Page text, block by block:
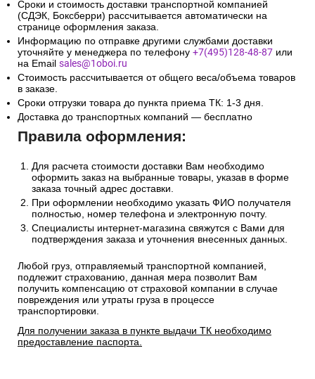
Сроки и стоимость доставки транспортной компанией
(СДЭК, Боксберри) рассчитывается автоматически на
странице оформления заказа.
Информацию по отправке другими службами доставки
уточняйте у менеджера по телефону +7(495)128-48-87 или
на Email sales@1oboi.ru
Стоимость рассчитывается от общего веса/объема товаров
в заказе.
Сроки отгрузки товара до пункта приема ТК: 1-3 дня.
Доставка до транспортных компаний — бесплатно
Правила оформления:
Для расчета стоимости доставки Вам необходимо
оформить заказ на выбранные товары, указав в форме
заказа точный адрес доставки.
При оформлении необходимо указать ФИО получателя
полностью, номер телефона и электронную почту.
Специалисты интернет-магазина свяжутся с Вами для
подтверждения заказа и уточнения внесенных данных.
Любой груз, отправляемый транспортной компанией,
подлежит страхованию, данная мера позволит Вам
получить компенсацию от страховой компании в случае
повреждения или утраты груза в процессе
транспортировки.
Для получении заказа в пункте выдачи ТК необходимо
предоставление паспорта.